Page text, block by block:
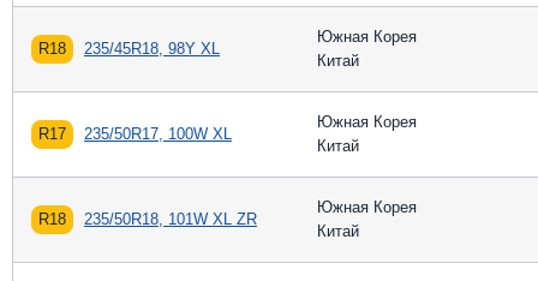
R18 235/45R18, 98Y XL
Южная Корея
Китай
R17 235/50R17, 100W XL
Южная Корея
Китай
R18 235/50R18, 101W XL ZR
Южная Корея
Китай